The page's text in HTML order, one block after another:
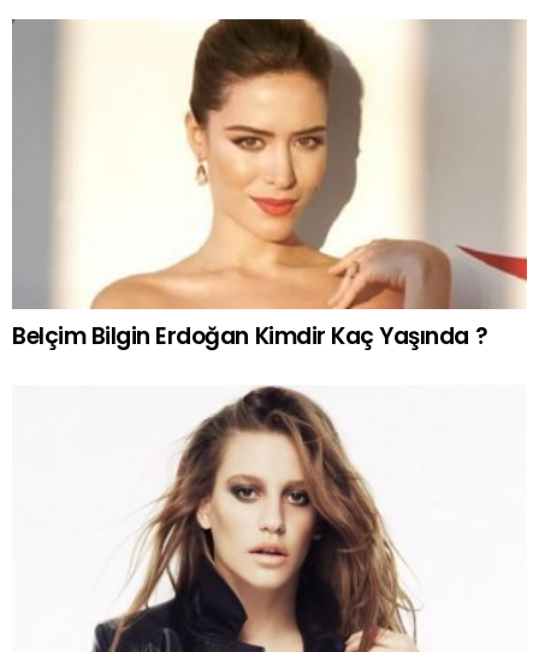
Belçim Bilgin Erdoğan Kimdir Kaç Yaşında ?